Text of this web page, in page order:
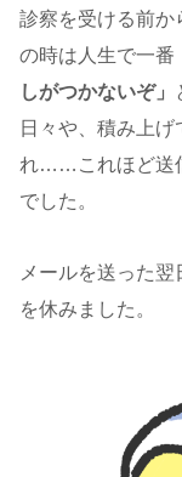
診察を受ける前か
の時は人生で一番
しがつかないぞ」
日々や、積み上
れ……これほど送
でした。
メールを送った
を休みました。